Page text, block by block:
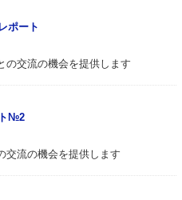
ポート
の交流の機会を提供します
№2
交流の機会を提供します